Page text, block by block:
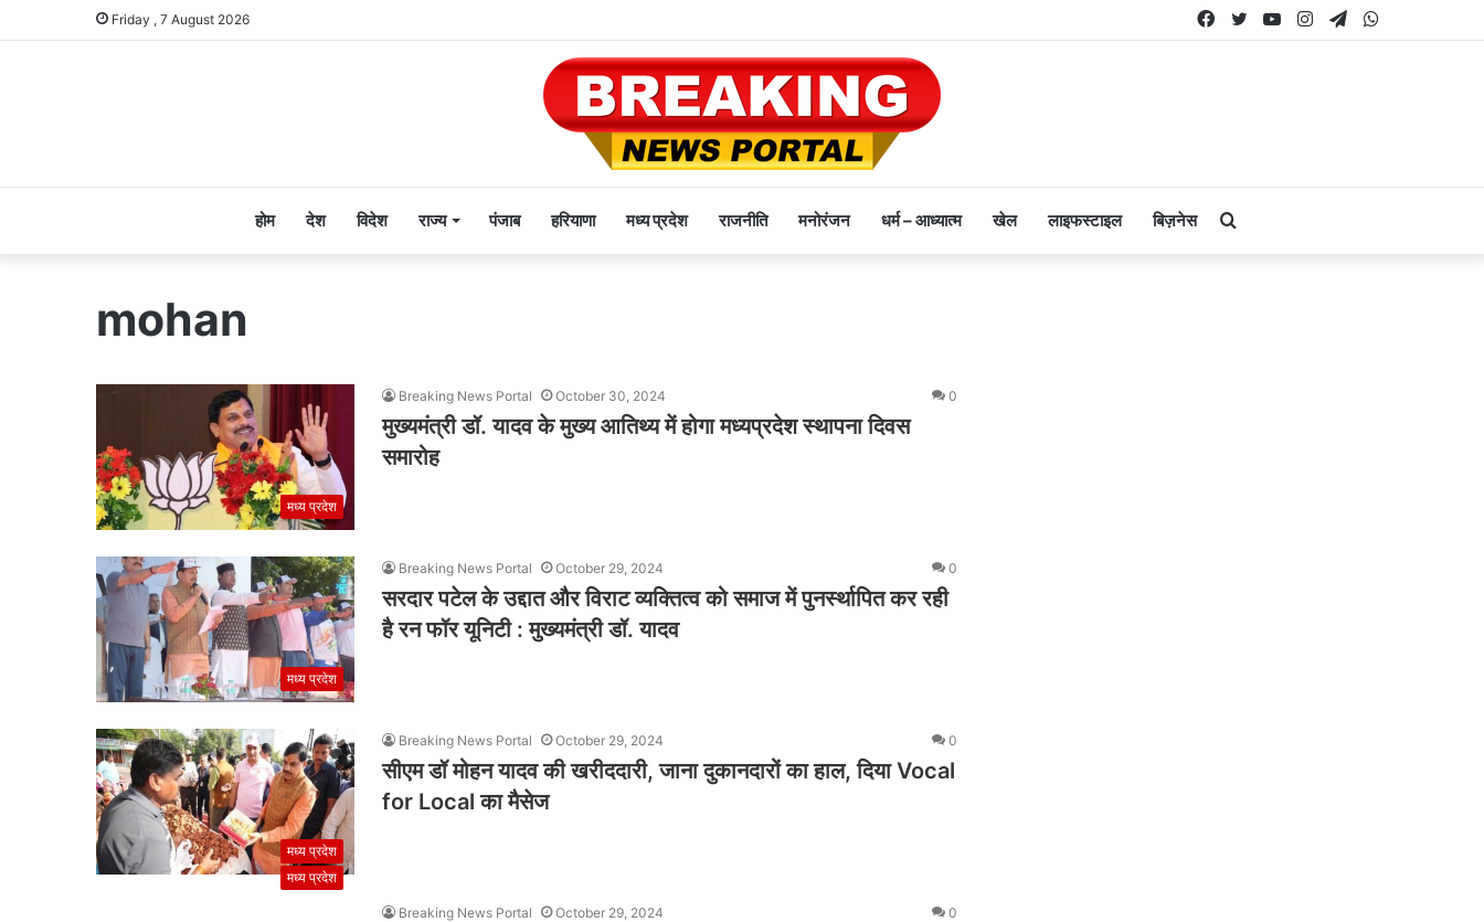
Friday , 7 August 2026 Telegram
Instagram
YouTube
Twitter
Facebook
होम देश विदेश राज्य पंजाब हरियाणा मध्य प्रदेश राजनीति मनोरंजन धर्म – आध्यात्म खेल लाइफस्टाइल बिज़नेस
mohan
मध्य प्रदेश
Breaking News Portal October 30, 2024 0
मुख्यमंत्री डॉ. यादव के मुख्य आतिथ्य में होगा मध्यप्रदेश स्थापना दिवस
समारोह
मध्य प्रदेश
Breaking News Portal October 29, 2024 0
सरदार पटेल के उद्दात और विराट व्यक्तित्व को समाज में पुनर्स्थापित कर रही
है रन फॉर यूनिटी : मुख्यमंत्री डॉ. यादव
मध्य प्रदेश
Breaking News Portal October 29, 2024 0
सीएम डॉ मोहन यादव की खरीददारी, जाना दुकानदारों का हाल, दिया Vocal
for Local का मैसेज
मध्य प्रदेश
Breaking News Portal October 29, 2024 0